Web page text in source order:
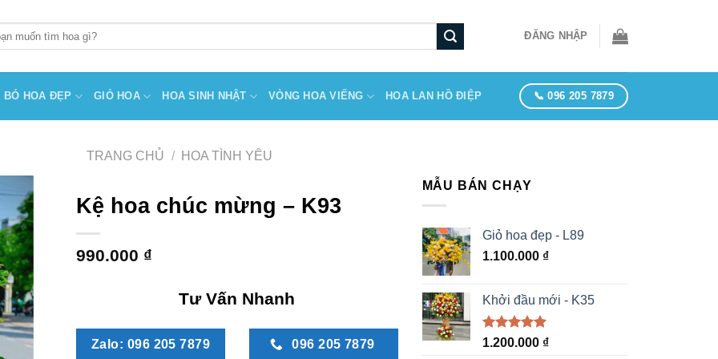
ĐĂNG NHẬP
BÓ HOA ĐẸP GIỎ HOA HOA SINH NHẬT VÒNG HOA VIẾNG HOA LAN HỒ ĐIỆP 📞 096 205 7879
TRANG CHỦ / HOA TÌNH YÊU
Kệ hoa chúc mừng – K93
990.000 ₫
Tư Vấn Nhanh
Zalo: 096 205 7879 096 205 7879
MẪU BÁN CHẠY
Giỏ hoa đẹp - L89
1.100.000 ₫
Khởi đầu mới - K35
Được xếp
1.200.000 ₫